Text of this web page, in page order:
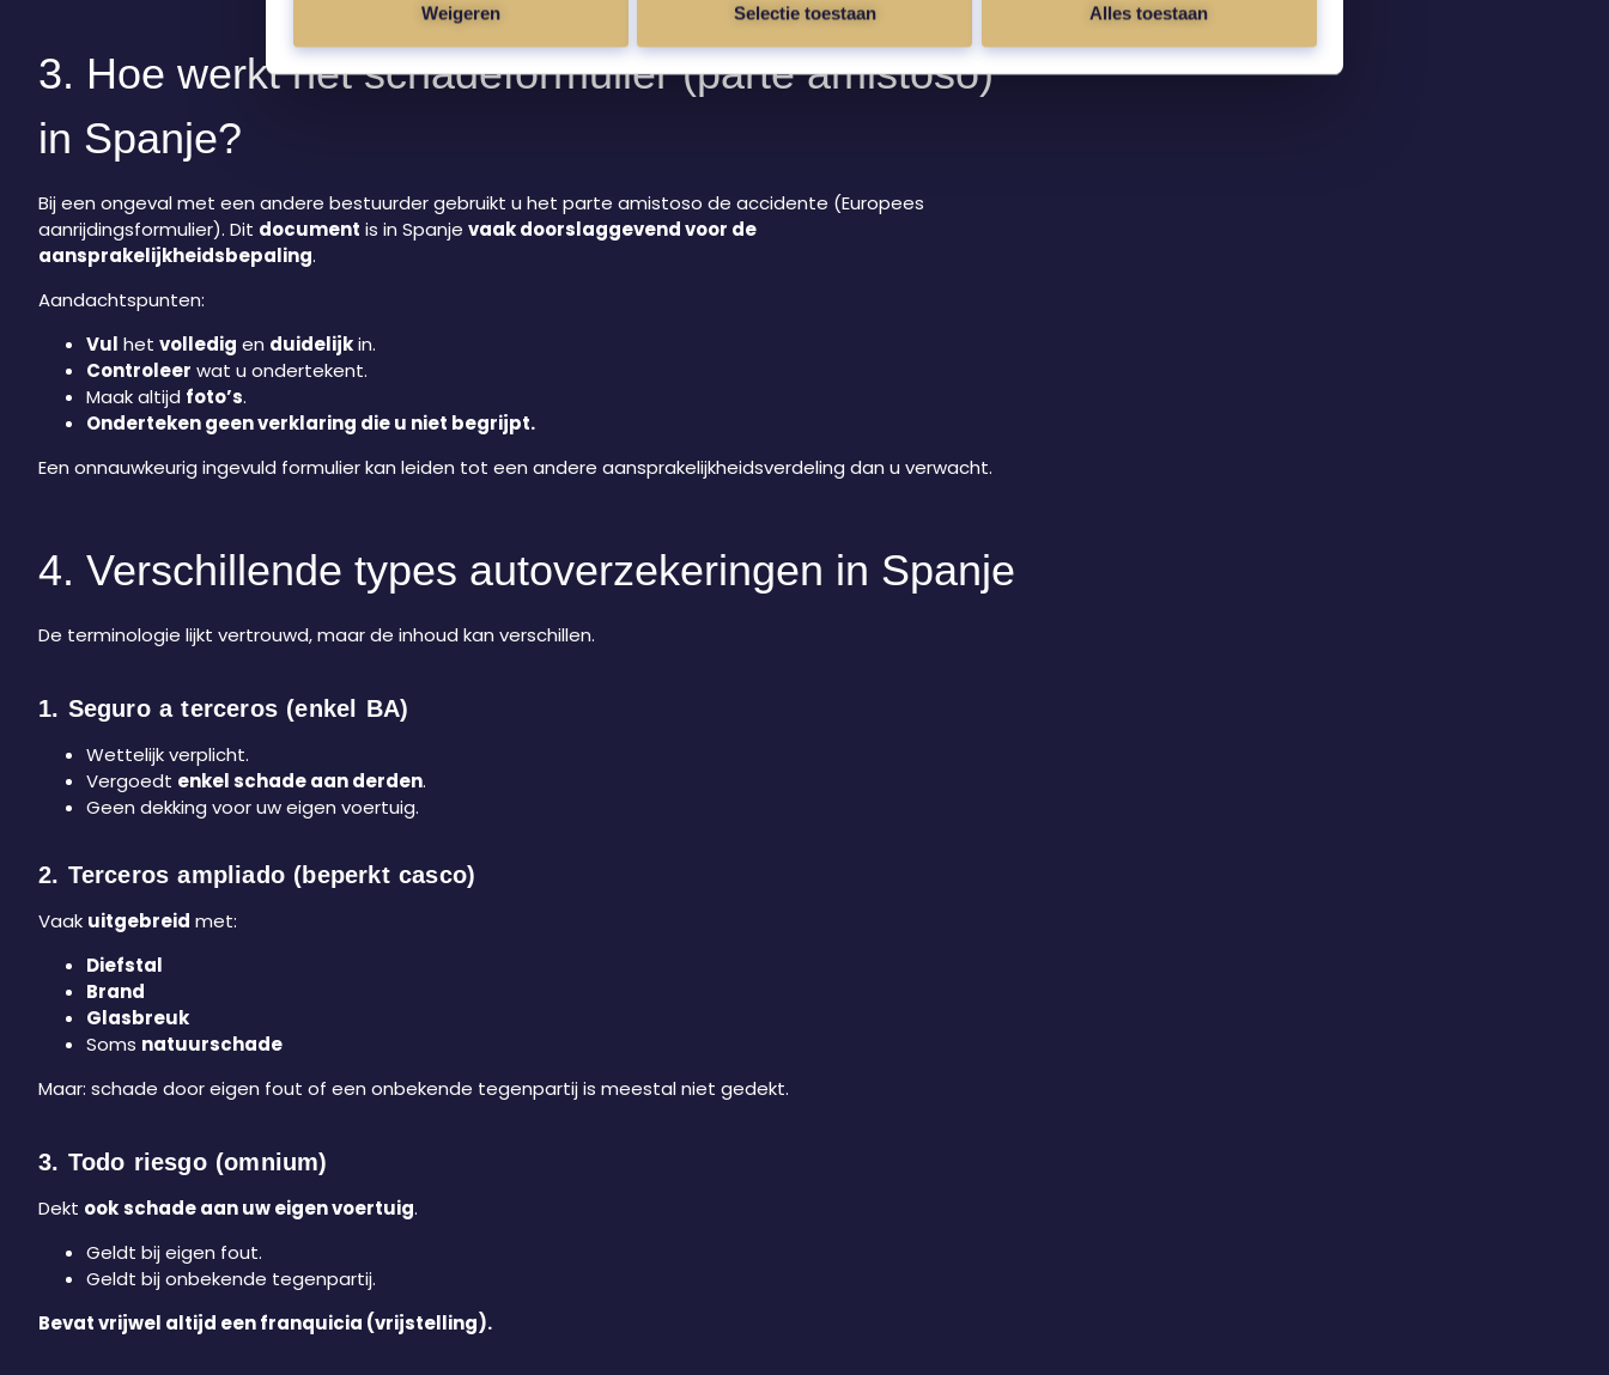
Weigeren Selectie toestaan Alles toestaan
3. Hoe werkt het schadeformulier (parte amistoso)
in Spanje?
Bij een ongeval met een andere bestuurder gebruikt u het parte amistoso de accidente (Europees
aanrijdingsformulier). Dit document is in Spanje vaak doorslaggevend voor de
aansprakelijkheidsbepaling.
Aandachtspunten:
Vul het volledig en duidelijkin.
Controleer wat u ondertekent.
Maak altijd foto’s.
Onderteken geen verklaring die u niet begrijpt.
Een onnauwkeurig ingevuld formulier kan leiden tot een andere aansprakelijkheidsverdeling dan u verwacht.
4. Verschillende types autoverzekeringen in Spanje
De terminologie lijkt vertrouwd, maar de inhoud kan verschillen.
1. Seguro a terceros (enkel BA)
Wettelijk verplicht.
Vergoedt enkel schade aan derden.
Geen dekking voor uw eigen voertuig.
2. Terceros ampliado (beperkt casco)
Vaak uitgebreid met:
Diefstal
Brand
Glasbreuk
Soms natuurschade
Maar: schade door eigen fout of een onbekende tegenpartij is meestal niet gedekt.
3. Todo riesgo (omnium)
Dekt ookschade aan uw eigen voertuig.
Geldt bij eigen fout.
Geldt bij onbekende tegenpartij.
Bevat vrijwel altijd een franquicia (vrijstelling).